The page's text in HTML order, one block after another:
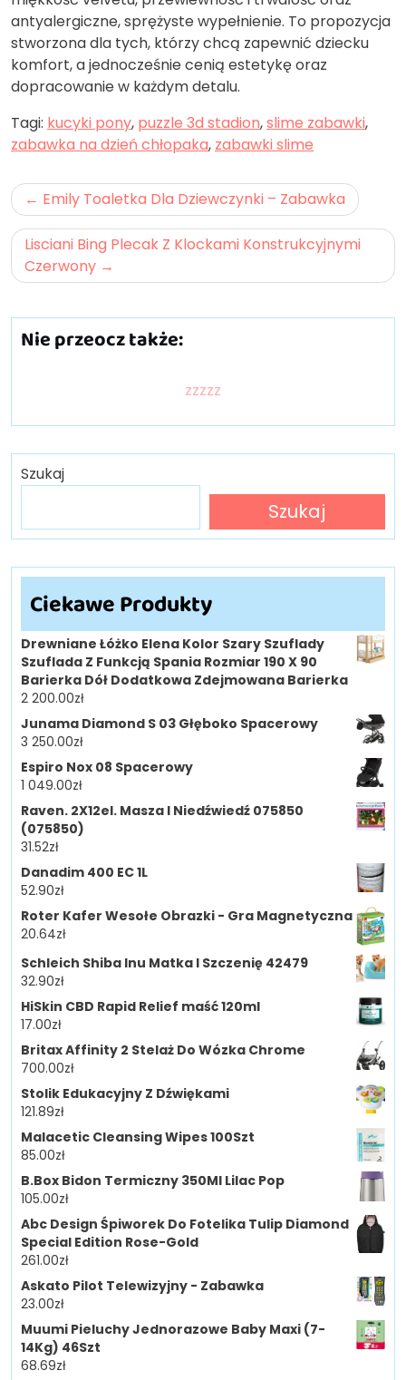
antyalergiczne, sprężyste wypełnienie. To propozycja
stworzona dla tych, którzy chcą zapewnić dziecku
komfort, a jednocześnie cenią estetykę oraz
dopracowanie w każdym detalu.
Tagi: kucyki pony, puzzle 3d stadion,slime zabawki,
zabawka na dzień chłopaka, zabawki slime
Nawigacja
wpisu
Emily Toaletka Dla Dziewczynki – Zabawka
Lisciani Bing Plecak Z Klockami Konstrukcyjnymi
Czerwony
Nie przeocz także:
zzzzz
Szukaj
Szukaj
Ciekawe Produkty
Drewniane Łóżko Elena Kolor Szary Szuflady
Szuflada Z Funkcją Spania Rozmiar 190 X 90
Barierka Dół Dodatkowa Zdejmowana Barierka
2 200.00zł
Junama Diamond S 03 Głęboko Spacerowy
3 250.00zł
Espiro Nox 08 Spacerowy
1 049.00zł
Raven. 2X12el. Masza I Niedźwiedź 075850
(075850)
31.52zł
Danadim 400 EC 1L
52.90zł
Roter Kafer Wesołe Obrazki - Gra Magnetyczna
20.64zł
Schleich Shiba Inu Matka I Szczenię 42479
32.90zł
HiSkin CBD Rapid Relief maść 120ml
17.00zł
Britax Affinity 2 Stelaż Do Wózka Chrome
700.00zł
Stolik Edukacyjny Z Dźwiękami
121.89zł
Malacetic Cleansing Wipes 100Szt
85.00zł
B.Box Bidon Termiczny 350Ml Lilac Pop
105.00zł
Abc Design Śpiworek Do Fotelika Tulip Diamond
Special Edition Rose-Gold
261.00zł
Askato Pilot Telewizyjny - Zabawka
23.00zł
Muumi Pieluchy Jednorazowe Baby Maxi (7-
14Kg) 46Szt
68.69zł